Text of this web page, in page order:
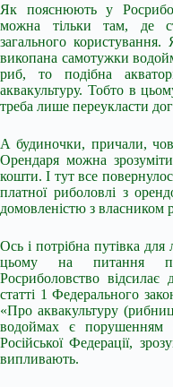
Як пояснюють у
можна тільки там, де
загального
викопана самотужки
риб, то подібна
аквакультуру. Тобто в
треба лише переукласти
А будиночки, причали,
Орендаря можна
кошти. І тут все
платної риболовлі з
домовленістю з власником
Ось і потрібна путівка
цьому на питання
Росриболовство
статті 1 Федерального
«Про аквакультуру
водоймах є порушенням
Російської Федерації,
випливають.